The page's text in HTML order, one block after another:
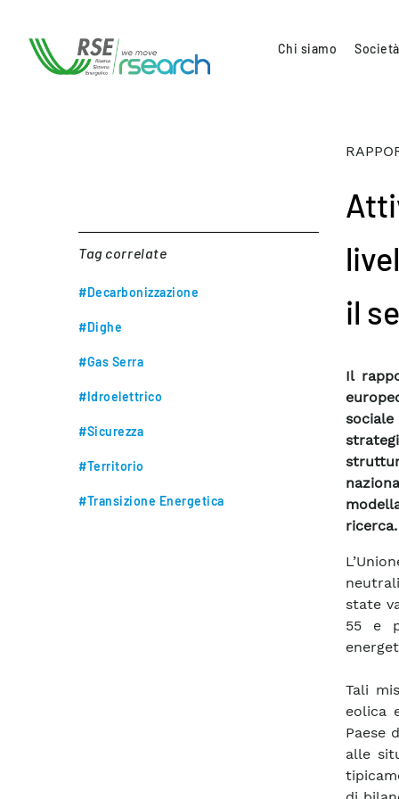
Chi siamo
Tag correlate
#Decarbonizzazione
#Dighe
#Gas Serra
#Idroelettrico
#Sicurezza
#Territorio
#Transizione Energetica
il
Il
ricerca.
state
55 e
Tali
eolica
Paese
alle